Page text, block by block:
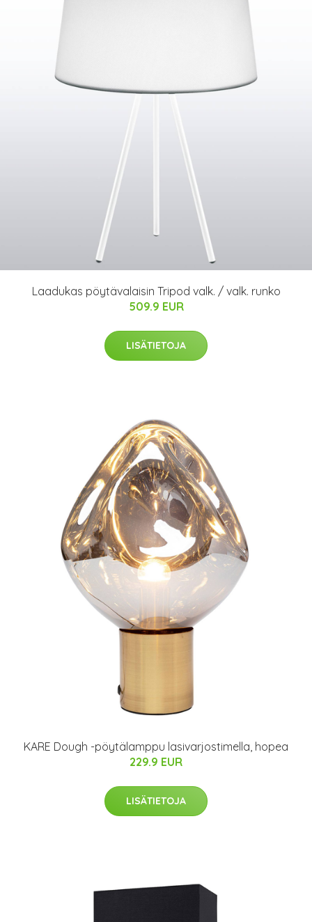
Laadukas pöytävalaisin Tripod valk. / valk. runko
509.9 EUR
LISÄTIETOJA
KARE Dough -pöytälamppu lasivarjostimella, hopea
229.9 EUR
LISÄTIETOJA